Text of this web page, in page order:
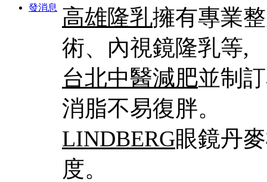
發消息
高雄隆乳擁有專業
術、內視鏡隆乳等,
台北中醫減肥並制
消脂不易復胖。
LINDBERG眼鏡丹
度。